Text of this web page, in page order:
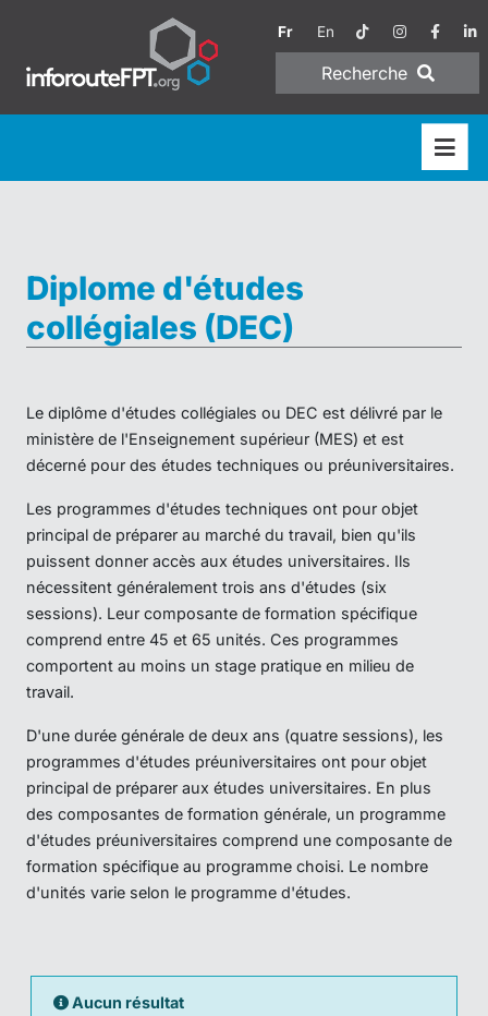
Fr En
Recherche
Diplome d'études
collégiales (DEC)
Le diplôme d'études collégiales ou DEC est délivré par le
ministère de l'Enseignement supérieur (MES) et est
décerné pour des études techniques ou préuniversitaires.
Les programmes d'études techniques ont pour objet
principal de préparer au marché du travail, bien qu'ils
puissent donner accès aux études universitaires. Ils
nécessitent généralement trois ans d'études (six
sessions). Leur composante de formation spécifique
comprend entre 45 et 65 unités. Ces programmes
comportent au moins un stage pratique en milieu de
travail.
D'une durée générale de deux ans (quatre sessions), les
programmes d'études préuniversitaires ont pour objet
principal de préparer aux études universitaires. En plus
des composantes de formation générale, un programme
d'études préuniversitaires comprend une composante de
formation spécifique au programme choisi. Le nombre
d'unités varie selon le programme d'études.
Aucun résultat